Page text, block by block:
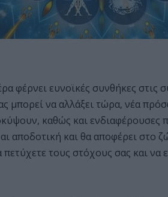
φέρνει ευνοϊκές συνθήκες
μπορεί να αλλάξει τώρα, νέα
καθώς και ενδιαφέρουσες
αποδοτική και θα αποφέρει στο
τους στόχους σας και να